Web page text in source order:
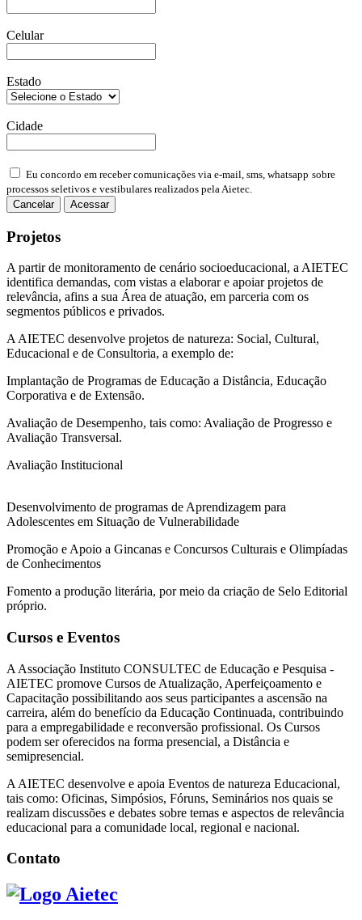
Celular
Estado
Cidade
Eu concordo em receber comunicações via e-mail, sms, whatsapp sobre
processos seletivos e vestibulares realizados pela Aietec.
Cancelar
Acessar
Projetos
A partir de monitoramento de cenário socioeducacional, a AIETEC
identifica demandas, com vistas a elaborar e apoiar projetos de
relevância, afins a sua Área de atuação, em parceria com os
segmentos públicos e privados.
A AIETEC desenvolve projetos de natureza: Social, Cultural,
Educacional e de Consultoria, a exemplo de:
Implantação de Programas de Educação a Distância, Educação
Corporativa e de Extensão.
Avaliação de Desempenho, tais como: Avaliação de Progresso e
Avaliação Transversal.
Avaliação Institucional
Desenvolvimento de programas de Aprendizagem para
Adolescentes em Situação de Vulnerabilidade
Promoção e Apoio a Gincanas e Concursos Culturais e Olimpíadas
de Conhecimentos
Fomento a produção literária, por meio da criação de Selo Editorial
próprio.
Cursos e Eventos
A Associação Instituto CONSULTEC de Educação e Pesquisa -
AIETEC promove Cursos de Atualização, Aperfeiçoamento e
Capacitação possibilitando aos seus participantes a ascensão na
carreira, além do benefício da Educação Continuada, contribuindo
para a empregabilidade e reconversão profissional. Os Cursos
podem ser oferecidos na forma presencial, a Distância e
semipresencial.
A AIETEC desenvolve e apoia Eventos de natureza Educacional,
tais como: Oficinas, Simpósios, Fóruns, Seminários nos quais se
realizam discussões e debates sobre temas e aspectos de relevância
educacional para a comunidade local, regional e nacional.
Contato